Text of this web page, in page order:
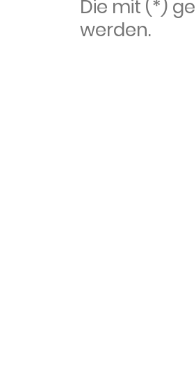
Die mit (*)
werden.